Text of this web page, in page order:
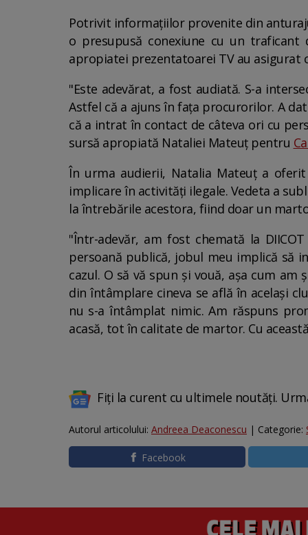
Potrivit informațiilor provenite din
o presupusă conexiune cu un
apropiatei prezentatoarei TV au asigurat
"Este adevărat, a fost audiată. S-a
Astfel că a ajuns în fața procurorilor. A
că a intrat în contact de câteva ori cu
sursă apropiată Nataliei Mateuț pentru
În urma audierii, Natalia Mateuț a
implicare în activități ilegale. Vedeta a
la întrebările acestora, fiind doar un
"Într-adevăr, am fost chemată la
persoană publică, jobul meu implică să
cazul. O să vă spun și vouă, așa cum
din întâmplare cineva se află în același
nu s-a întâmplat nimic. Am răspuns
acasă, tot în calitate de martor. Cu
Fiți la curent cu ultimele noutăți.
Autorul articolului: Andreea Deaconescu | Categorie:
Facebook